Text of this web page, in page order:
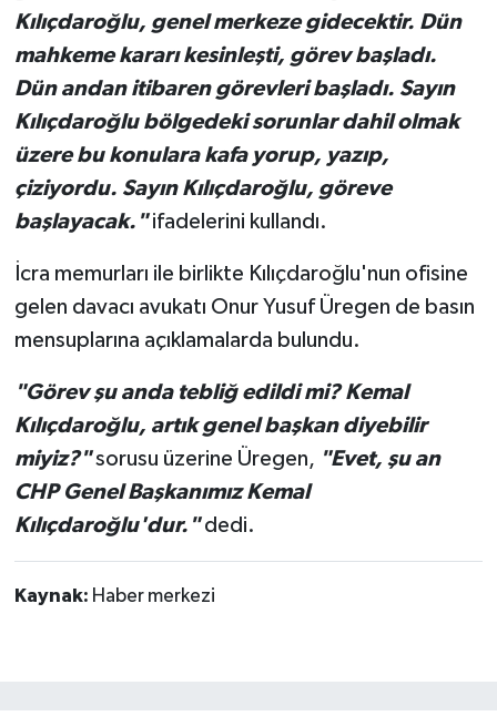
Kılıçdaroğlu, genel merkeze gidecektir. Dün
mahkeme kararı kesinleşti, görev başladı.
Dün andan itibaren görevleri başladı. Sayın
Kılıçdaroğlu bölgedeki sorunlar dahil olmak
üzere bu konulara kafa yorup, yazıp,
çiziyordu. Sayın Kılıçdaroğlu, göreve
başlayacak."ifadelerini kullandı.
İcra memurları ile birlikte Kılıçdaroğlu'nun ofisine
gelen davacı avukatı Onur Yusuf Üregen de basın
mensuplarına açıklamalarda bulundu.
"Görev şu anda tebliğ edildi mi? Kemal
Kılıçdaroğlu, artık genel başkan diyebilir
miyiz?"sorusu üzerine Üregen, "Evet, şu an
CHP Genel Başkanımız Kemal
Kılıçdaroğlu'dur."dedi.
Kaynak: Haber merkezi